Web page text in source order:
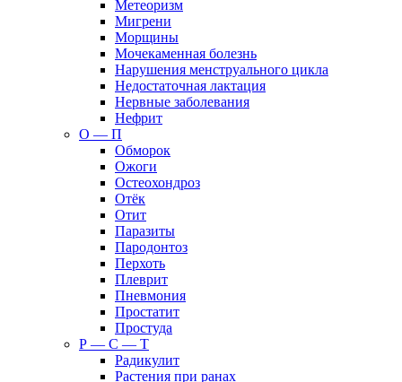
Метеоризм
Мигрени
Морщины
Мочекаменная болезнь
Нарушения менструального цикла
Недостаточная лактация
Нервные заболевания
Нефрит
О — П
Обморок
Ожоги
Остеохондроз
Отёк
Отит
Паразиты
Пародонтоз
Перхоть
Плеврит
Пневмония
Простатит
Простуда
Р — С — Т
Радикулит
Растения при ранах